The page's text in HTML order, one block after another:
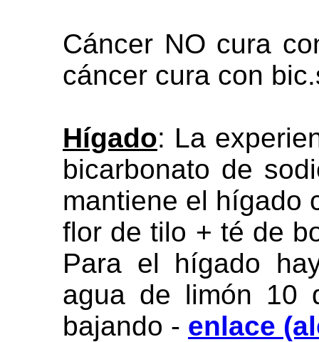
Cáncer NO cura
cáncer cura con
Hígado: La
bicarbonato de
mantiene el hígado
flor de tilo + té de
Para el hígado
agua de limón 10
bajando - enlace